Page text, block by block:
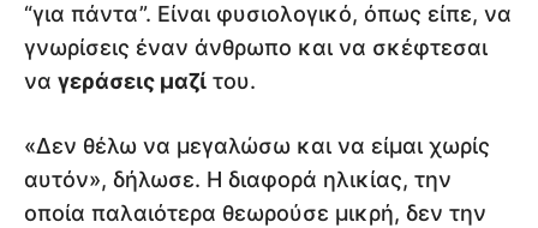
“για πάντα”. Είναι φυσιολογικό, όπως είπε, να
γνωρίσεις έναν άνθρωπο και να σκέφτεσαι
να γεράσεις μαζί του.
«Δεν θέλω να μεγαλώσω και να είμαι χωρίς
αυτόν», δήλωσε. Η διαφορά ηλικίας, την
οποία παλαιότερα θεωρούσε μικρή, δεν την